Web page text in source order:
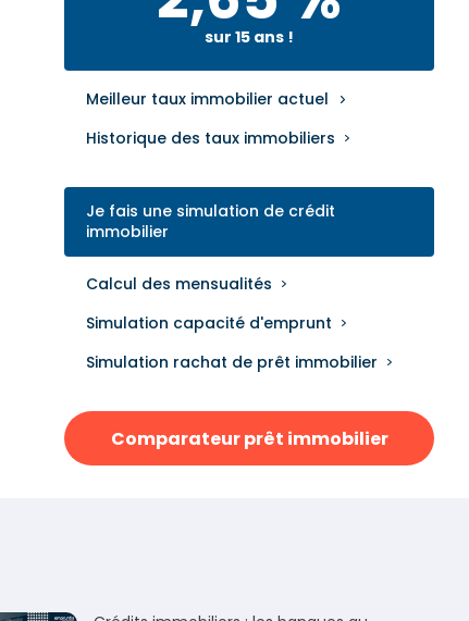
sur 15 ans !
Meilleur taux immobilier actuel
Historique des taux immobiliers
Je fais une simulation de crédit
immobilier
Calcul des mensualités
Simulation capacité d'emprunt
Simulation rachat de prêt immobilier
Comparateur prêt immobilier